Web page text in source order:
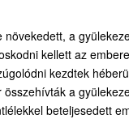
a
kellett az
kezdtek
a
beteljesedett